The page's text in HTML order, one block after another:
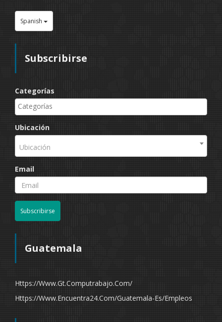
Spanish
Subscribirse
Categorías
Ubicación
Ubicación
Email
Subscribirse
Guatemala
Https://www.gt.computrabajo.com/
Https://www.encuentra24.com/guatemala-Es/empleos